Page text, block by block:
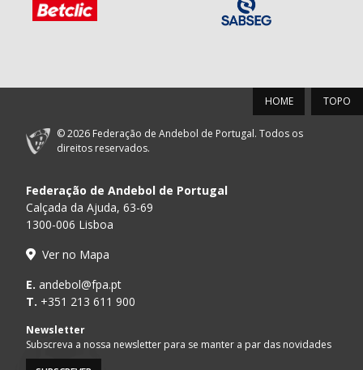
TOPO
HOME
© 2026 Federação de Andebol de Portugal. Todos os
direitos reservados.
Federação de Andebol de Portugal
Calçada da Ajuda, 63-69
1300-006 Lisboa
Ver no Mapa
E. andebol@fpa.pt
T. +351 213 611 900
Newsletter
Subscreva a nossa newsletter para se manter a par das novidades